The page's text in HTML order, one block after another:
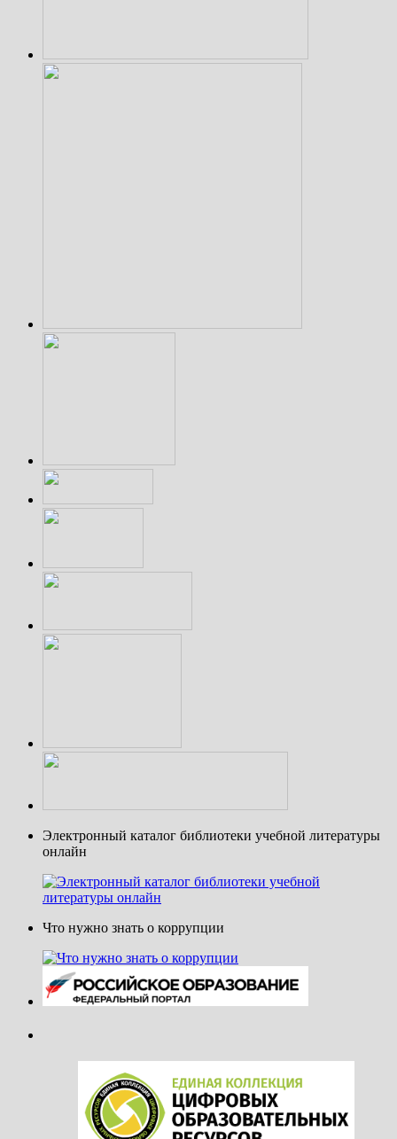
Электронный каталог библиотеки учебной литературы
онлайн
Что нужно знать о коррупции